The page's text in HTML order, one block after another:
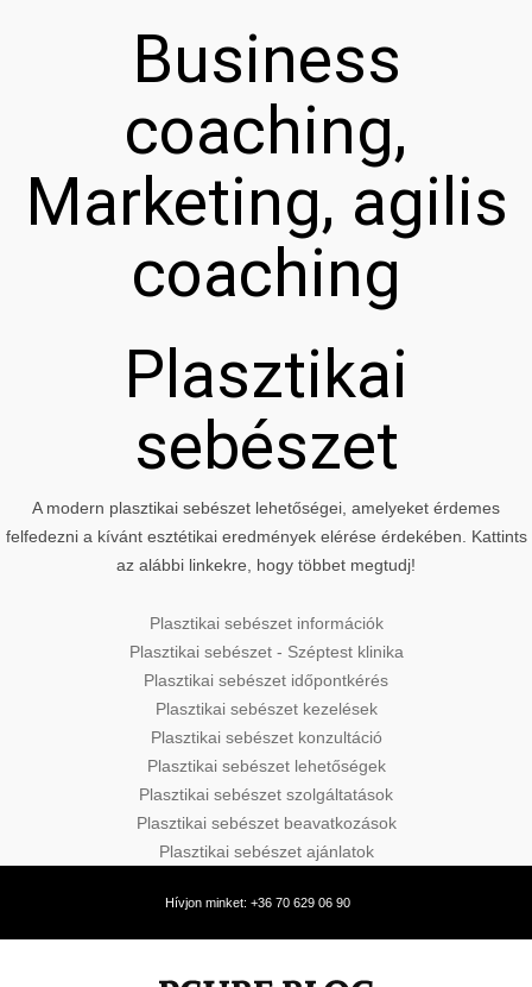
Business
coaching,
Marketing, agilis
coaching
Plasztikai
sebészet
A modern plasztikai sebészet lehetőségei, amelyeket érdemes
felfedezni a kívánt esztétikai eredmények elérése érdekében. Kattints
az alábbi linkekre, hogy többet megtudj!
Plasztikai sebészet információk
Plasztikai sebészet - Széptest klinika
Plasztikai sebészet időpontkérés
Plasztikai sebészet kezelések
Plasztikai sebészet konzultáció
Plasztikai sebészet lehetőségek
Plasztikai sebészet szolgáltatások
Plasztikai sebészet beavatkozások
Plasztikai sebészet ajánlatok
Hívjon minket: +36 70 629 06 90